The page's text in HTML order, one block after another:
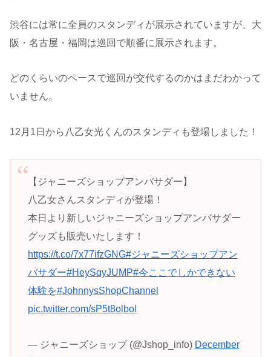
渋谷には常に全員のスタンディが展示されていますが、大
阪・名古屋・福岡は巡回で順番に展示されます。
どのくらいのペースで巡回が交代するのかはまだわかって
いません。
12月1日から八乙女光くんのスタンディも登場しました！
【ジャニーズショップアンバサダー】
八乙女さんスタンディが登場！
本日より新しいジャニーズショップアンバサダー
グッズも販売いたします！
https://t.co/7x77ifzGNG#ジャニーズショップアン
バサダー#HeySɑyJUMP#今ここでしかできない
体験を#JohnnysShopChannel
pic.twitter.com/sP5t8olbol
— ジャニーズショップ (@Jshop_info) December